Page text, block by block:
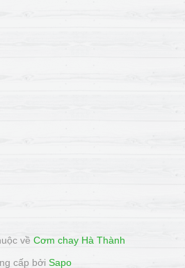
về Cơm chay Hà Thành
cấp bởi Sapo